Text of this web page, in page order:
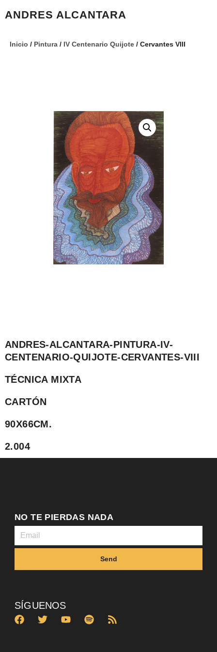
ANDRES ALCANTARA
Inicio / Pintura / IV Centenario Quijote / Cervantes VIII
ANDRES-ALCANTARA-PINTURA-IV-
CENTENARIO-QUIJOTE-CERVANTES-VIII
TÉCNICA MIXTA
CARTÓN
90X66CM.
2.004
NO TE PIERDAS NADA
Send
SÍGUENOS